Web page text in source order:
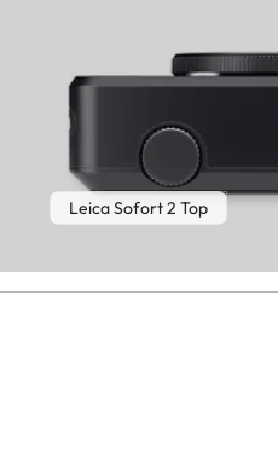
Leica Sofort 2 Top